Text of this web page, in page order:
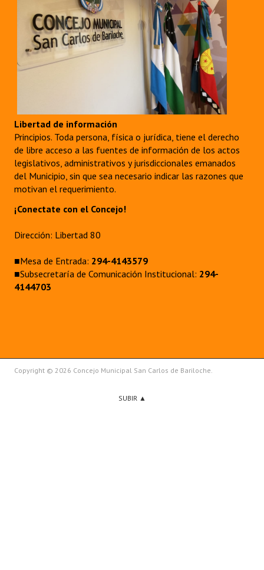
Libertad de información
Principios. Toda persona, física o jurídica, tiene el derecho
de libre acceso a las fuentes de información de los actos
legislativos, administrativos y jurisdiccionales emanados
del Municipio, sin que sea necesario indicar las razones que
motivan el requerimiento.
¡Conectate con el Concejo!
Dirección: Libertad 80
■Mesa de Entrada: 294-4143579
■Subsecretaría de Comunicación Institucional: 294-
4144703
Copyright © 2026 Concejo Municipal San Carlos de Bariloche.
SUBIR ▲